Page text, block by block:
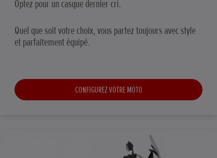
Optez pour un casque dernier cri.
Quel que soit votre choix, vous partez toujours avec style
et parfaitement équipé.
CONFIGUREZ VOTRE MOTO